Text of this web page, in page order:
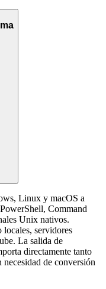
Linux y macOS a
Command
Unix nativos.
locales, servidores
La salida de
directamente tanto
de conversión